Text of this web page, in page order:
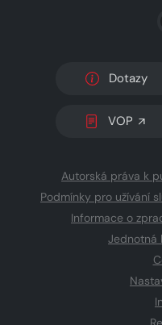
Dotazy
VOP
Autorská práva k
Podmínky pro užívání
Informace o
Jednotná